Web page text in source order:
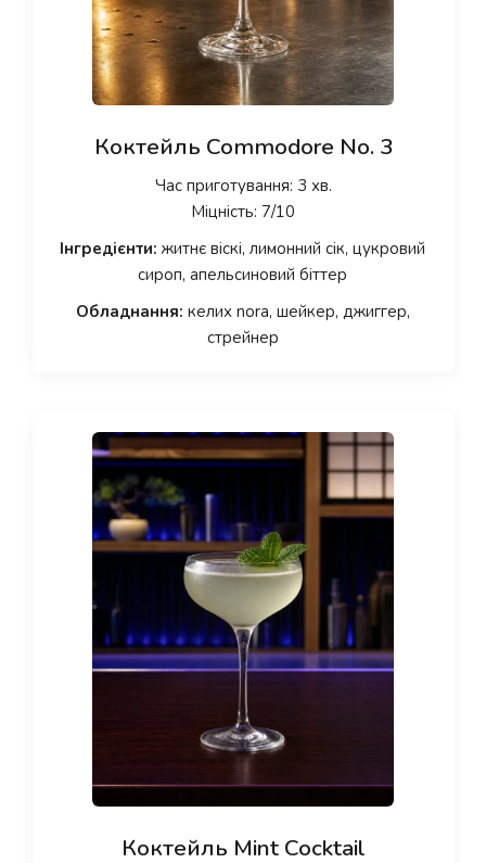
Коктейль Commodore No. 3
Час приготування: 3 хв.
Міцність: 7/10
Інгредієнти: житнє віскі, лимонний сік, цукровий
сироп, апельсиновий біттер
Обладнання: келих nora, шейкер, джиггер,
стрейнер
Коктейль Mint Cocktail